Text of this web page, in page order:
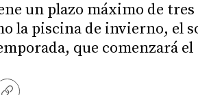
un plazo máximo de tres
la piscina de invierno, el
que comenzará el